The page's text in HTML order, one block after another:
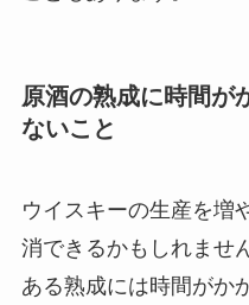
原酒の熟成に時間が
ないこと
ウイスキーの生産を増
消できるかもしれませ
ある熟成には時間がか